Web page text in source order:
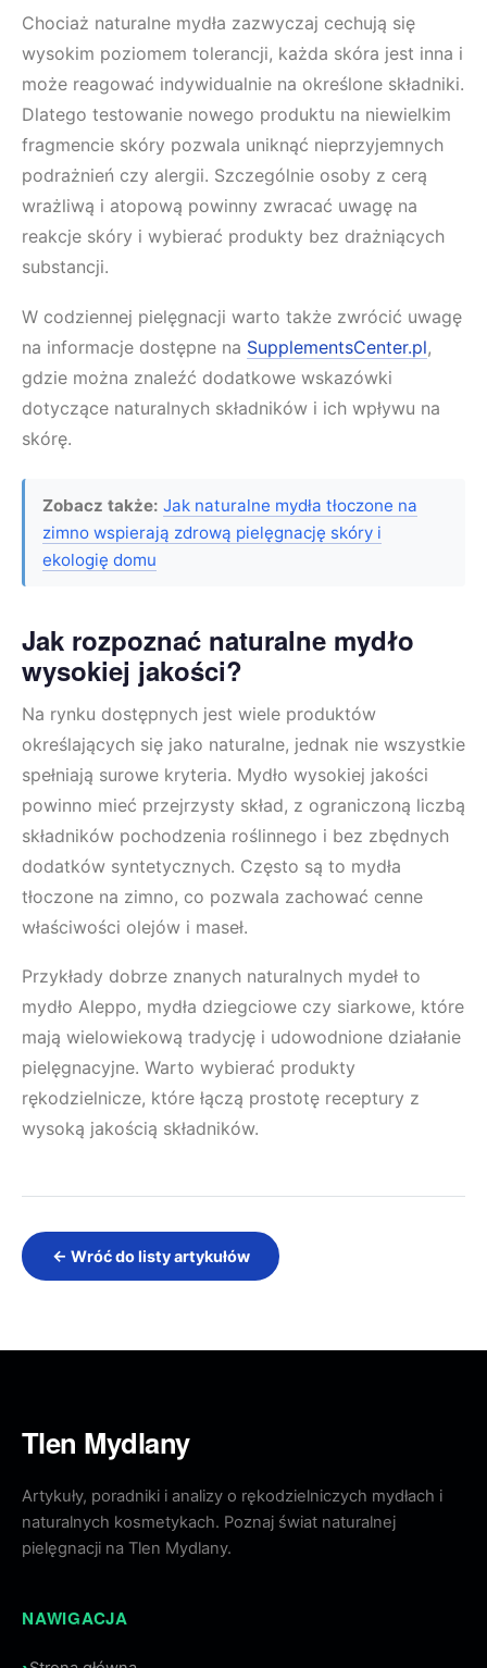
Chociaż naturalne mydła zazwyczaj cechują się
wysokim poziomem tolerancji, każda skóra jest inna i
może reagować indywidualnie na określone składniki.
Dlatego testowanie nowego produktu na niewielkim
fragmencie skóry pozwala uniknąć nieprzyjemnych
podrażnień czy alergii. Szczególnie osoby z cerą
wrażliwą i atopową powinny zwracać uwagę na
reakcje skóry i wybierać produkty bez drażniących
substancji.
W codziennej pielęgnacji warto także zwrócić uwagę
na informacje dostępne na SupplementsCenter.pl,
gdzie można znaleźć dodatkowe wskazówki
dotyczące naturalnych składników i ich wpływu na
skórę.
Zobacz także: Jak naturalne mydła tłoczone na
zimno wspierają zdrową pielęgnację skóry i
ekologię domu
Jak rozpoznać naturalne mydło
wysokiej jakości?
Na rynku dostępnych jest wiele produktów
określających się jako naturalne, jednak nie wszystkie
spełniają surowe kryteria. Mydło wysokiej jakości
powinno mieć przejrzysty skład, z ograniczoną liczbą
składników pochodzenia roślinnego i bez zbędnych
dodatków syntetycznych. Często są to mydła
tłoczone na zimno, co pozwala zachować cenne
właściwości olejów i maseł.
Przykłady dobrze znanych naturalnych mydeł to
mydło Aleppo, mydła dziegciowe czy siarkowe, które
mają wielowiekową tradycję i udowodnione działanie
pielęgnacyjne. Warto wybierać produkty
rękodzielnicze, które łączą prostotę receptury z
wysoką jakością składników.
← Wróć do listy artykułów
Tlen Mydlany
Artykuły, poradniki i analizy o rękodzielniczych mydłach i
naturalnych kosmetykach. Poznaj świat naturalnej
pielęgnacji na Tlen Mydlany.
NAWIGACJA